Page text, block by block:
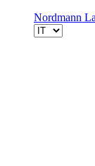
Nordmann